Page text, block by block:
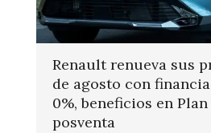
Renault renueva sus
de agosto con
0%, beneficios en
posventa